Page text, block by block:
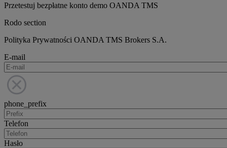
Przetestuj bezpłatne konto demo OANDA TMS
Rodo section
Polityka Prywatności OANDA TMS Brokers S.A.
E-mail
phone_prefix
Telefon
Hasło